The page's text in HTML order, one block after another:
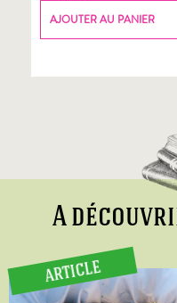
AJOUTER AU PANIER
A
ARTICLE